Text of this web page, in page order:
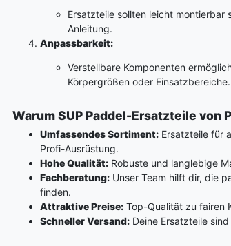
Ersatzteile sollten leicht montierbar
Anleitung.
Anpassbarkeit:
Verstellbare Komponenten
Körpergrößen oder Einsatzbereiche.
Warum SUP Paddel-Ersatzteile von
Umfassendes Sortiment:Ersatzteile für
Profi-Ausrüstung.
Hohe Qualität:Robuste und langlebige
Fachberatung:Unser Team hilft dir, die
finden.
Attraktive Preise:Top-Qualität zu fairen
Schneller Versand:Deine Ersatzteile